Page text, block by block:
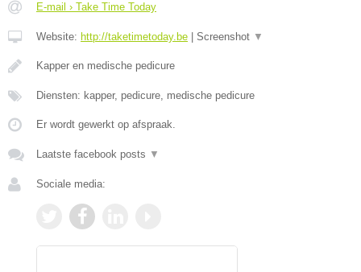
E-mail › Take Time Today
Website: http://taketimetoday.be Screenshot ▼
Kapper en medische pedicure
Diensten: kapper, pedicure, medische pedicure
Er wordt gewerkt op afspraak.
Laatste facebook posts ▼
Sociale media: